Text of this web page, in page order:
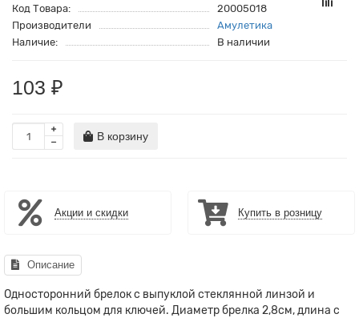
Код Товара:
20005018
Производители
Амулетика
Наличие:
В наличии
103 ₽
В корзину
Акции и скидки Купить в розницу
Описание
Односторонний брелок с выпуклой стеклянной линзой и
большим кольцом для ключей. Диаметр брелка 2,8см, длина с